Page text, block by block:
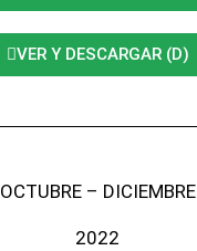
VER Y DESCARGAR (D)
OCTUBRE – DICIEMBRE
2022